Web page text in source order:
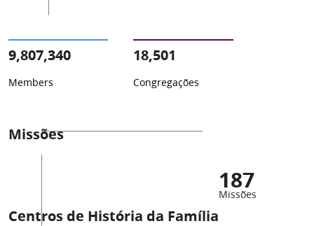
9,807,340
Members
18,501
Congregações
Missões
187
Missões
Centros de História da Família